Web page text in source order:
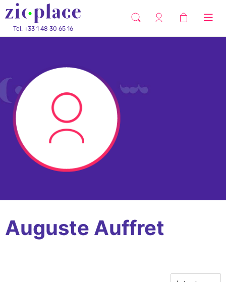
Tel: +33 1 48 30 65 16
Auguste Auffret